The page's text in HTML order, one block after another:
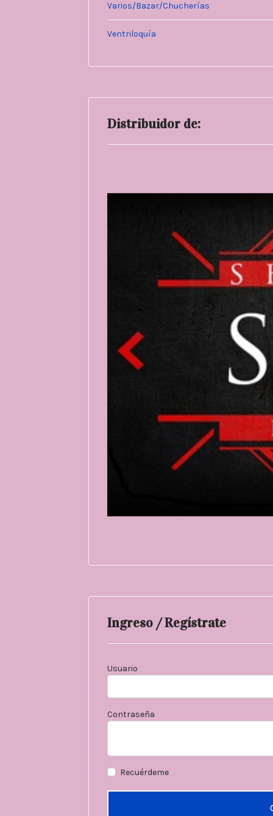
Varios/Bazar/Chucherías
Ventriloquía
Distribuidor de:
Ingreso / Regístrate
Usuario
Contraseña
Recuérdeme